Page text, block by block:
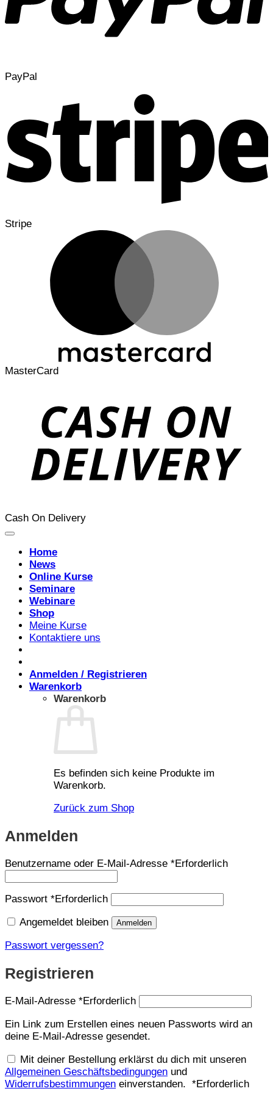
PayPal
Stripe
MasterCard
Cash On Delivery
Home
News
Online Kurse
Seminare
Webinare
Shop
Meine Kurse
Kontaktiere uns
Anmelden / Registrieren
Warenkorb
Warenkorb
Es befinden sich keine Produkte im
Warenkorb.
Zurück zum Shop
Anmelden
Benutzername oder E-Mail-Adresse *Erforderlich
Passwort *Erforderlich
Angemeldet bleiben Anmelden
Passwort vergessen?
Registrieren
E-Mail-Adresse *Erforderlich
Ein Link zum Erstellen eines neuen Passworts wird an
deine E-Mail-Adresse gesendet.
Mit deiner Bestellung erklärst du dich mit unseren
Allgemeinen Geschäftsbedingungen und
Widerrufsbestimmungen einverstanden. *Erforderlich